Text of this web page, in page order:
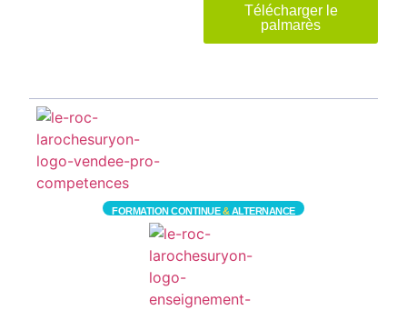
Télécharger le
palmarès
FORMATION CONTINUE&ALTERNANCE